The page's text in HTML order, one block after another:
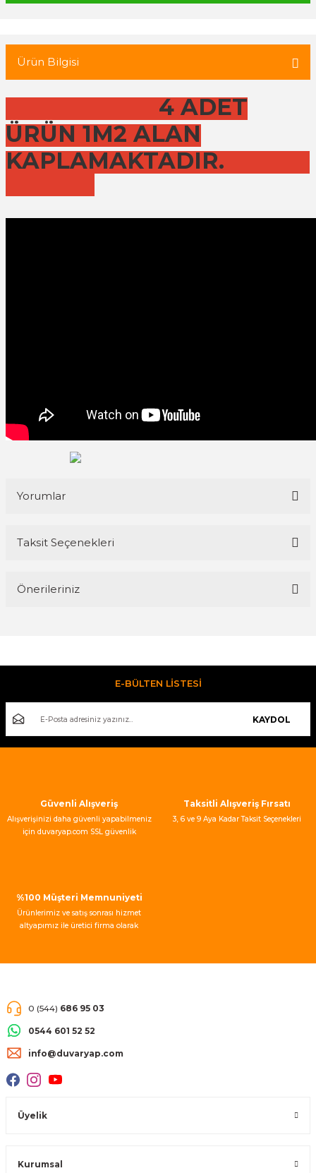
Ürün Bilgisi
4 ADET
ÜRÜN 1M2 ALAN
KAPLAMAKTADIR.
Yorumlar
Taksit Seçenekleri
Önerileriniz
Görüş ve önerileriniz için teşekkür ederiz.
Ürün resmi kalitesiz, bozuk veya görüntülenemiyor.
Ürün açıklamasında eksik bilgiler bulunuyor.
Ürün bilgilerinde hatalar bulunuyor.
E-BÜLTEN LİSTESİ
KAYDOL
Güvenli Alışveriş
Alışverişinizi daha güvenli yapabilmeniz
için duvaryap.com SSL güvenlik
Taksitli Alışveriş Fırsatı
3, 6 ve 9 Aya Kadar Taksit Seçenekleri
%100 Müşteri Memnuniyeti
Ürünlerimiz ve satış sonrası hizmet
altyapımız ile üretici firma olarak
0 (544) 686 95 03
0544 601 52 52
info@duvaryap.com
Üyelik
Kurumsal